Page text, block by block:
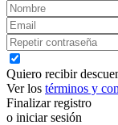
Quiero recibir
Ver los términos y
Finalizar registro
o iniciar sesión